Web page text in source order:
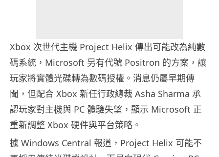
Xbox 次世代主機 Project Helix 傳出可能改為純數
碼系統，Microsoft 另有代號 Positron 的方案，讓
玩家將實體光碟轉為數碼授權。消息仍屬早期傳
聞，但配合 Xbox 新任行政總裁 Asha Sharma 承
認玩家對主機與 PC 體驗失望，顯示 Microsoft 正
重新調整 Xbox 硬件與平台策略。
據 Windows Central 報道，Project Helix 可能不